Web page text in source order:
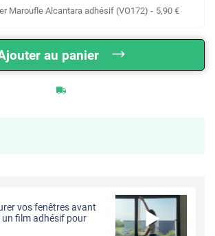
Maroufle Alcantara adhésif (VO172) - 5,90 €
au panier
vos fenêtres avant
film adhésif pour